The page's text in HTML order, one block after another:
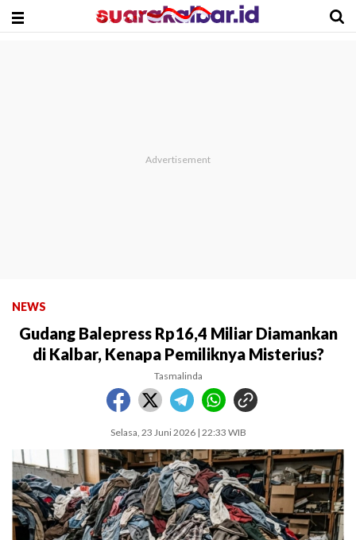
NEWS
Gudang Balepress Rp16,4 Miliar Diamankan
di Kalbar, Kenapa Pemiliknya Misterius?
Tasmalinda
Selasa, 23 Juni 2026 | 22:33 WIB